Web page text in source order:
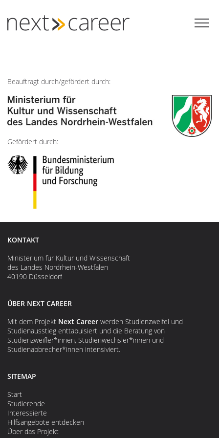
Inhalt
springen
Beauftragt durch/gefördert durch:
Gefördert durch:
KONTAKT
Ministerium für Kultur und Wissenschaft
des Landes Nordrhein-Westfalen
40190 Düsseldorf
ÜBER NEXT CAREER
Mit dem Projekt Next Career werden Studienzweifel und
Studienausstieg enttabuisiert und die Beratung von
Studienzweifler*innen, Studienwechsler*innen und
Studienabbrecher*innen intensiviert.
SITEMAP
Start
Studierende
Interessierte
Hilfsangebote entdecken
Über das Projekt